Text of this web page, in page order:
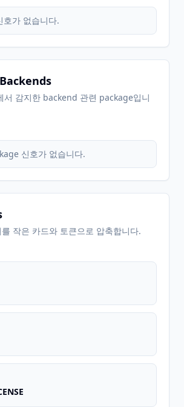
호가 없습니다.
서 감지한 backend 관련 package입니
신호가 없습니다.
작은 카드와 토큰으로 압축합니다.